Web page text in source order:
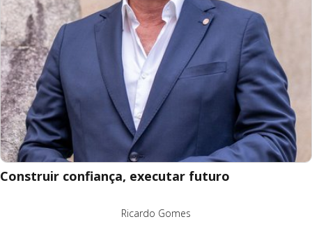
Construir confiança, executar futuro
Ricardo Gomes